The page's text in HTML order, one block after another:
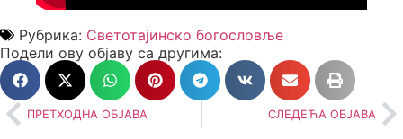
Рубрика: Светотајинско богословље
Подели ову објаву са другима:
ПРЕТХОДНА ОБЈАВА СЛЕДЕЋА ОБЈАВА